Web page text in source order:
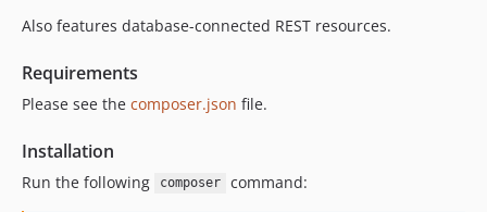
Also features database-connected REST resources.
Requirements
Please see the composer.json file.
Installation
Run the following composer command: